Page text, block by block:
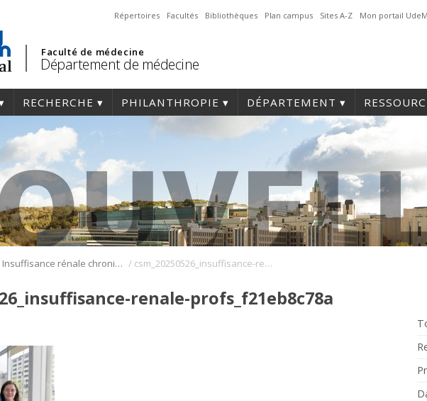
Répertoires Facultés Bibliothèques Plan campus Sites A-Z Mon portail UdeM
Faculté de médecine
Département de médecine
RECHERCHE PHILANTHROPIE DÉPARTEMENT
Insuffisance rénale chronique: découverte du rôle crucial d’un biomarqueur / csm_20250526_insuffisance-renale-profs_f21eb8c78a
renale-profs_f21eb8c78a